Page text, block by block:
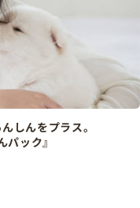
しんをプラス。
パック』